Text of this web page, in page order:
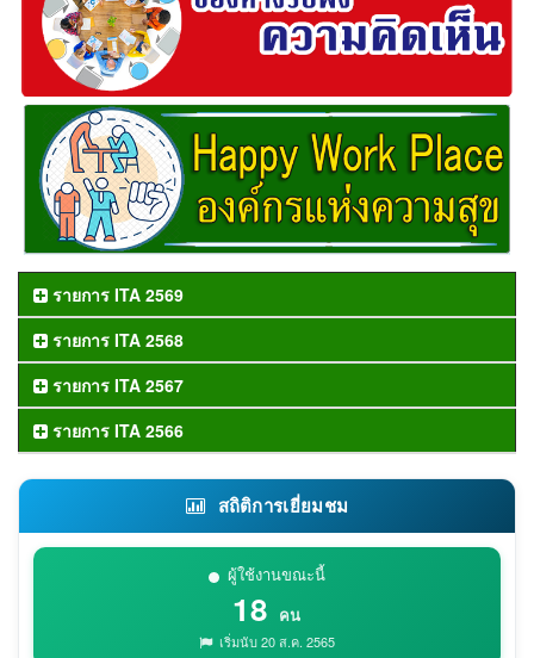
รายการ ITA 2569
รายการ ITA 2568
รายการ ITA 2567
รายการ ITA 2566
สถิติการเยี่ยมชม
ผู้ใช้งานขณะนี้
18 คน
เริ่มนับ 20 ส.ค. 2565